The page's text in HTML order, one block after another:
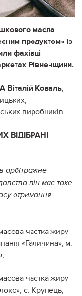
масла
продуктом» із
фахівці
Рівненщини.
Віталій Коваль,
виробників.
ВІДІБРАНІ
арбітражне
він має таке
отримання
частка жиру
«Галичина», м.
частка жиру
с. Крупець,